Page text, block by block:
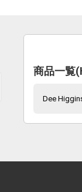
商品一覧
Dee